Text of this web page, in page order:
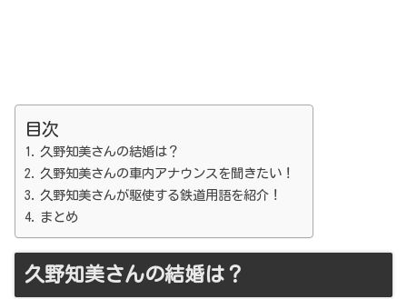
目次
久野知美さんの結婚は？
久野知美さんの車内アナウンスを聞きたい！
久野知美さんが駆使する鉄道用語を紹介！
まとめ
久野知美さんの結婚は？